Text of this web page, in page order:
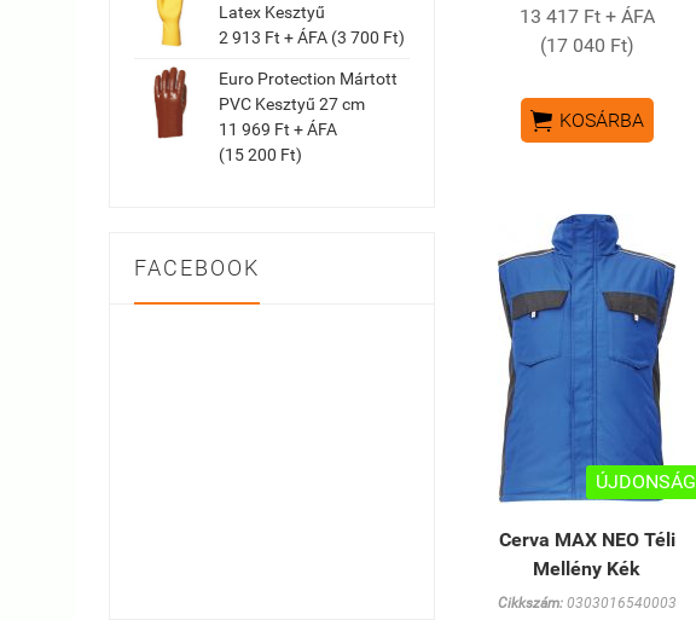
Latex Kesztyű
2 913 Ft + ÁFA (3 700 Ft)
Euro Protection Mártott
PVC Kesztyű 27 cm
11 969 Ft + ÁFA
(15 200 Ft)
FACEBOOK
13 417 Ft + ÁFA
(17 040 Ft)
 KOSÁRBA
ÚJDONSÁG
Cerva MAX NEO Téli
Mellény Kék
Cikkszám:0303016540003